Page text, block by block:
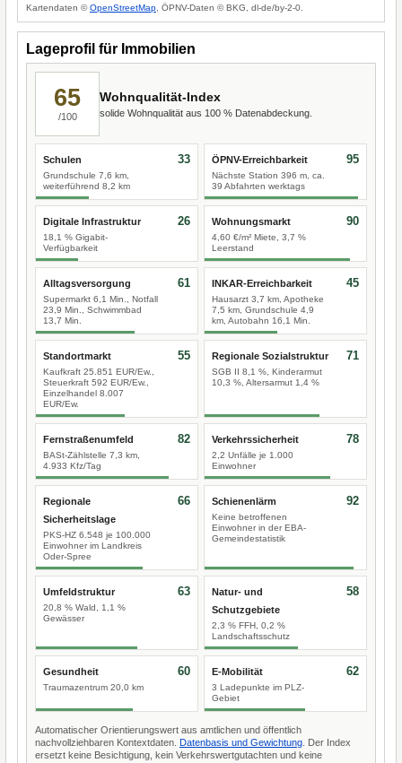
Kartendaten ©OpenStreetMap , ÖPNV-Daten © BKG, dl-de/by-2-0.
Lageprofil für Immobilien
65
/100
Wohnqualität-Index
solide Wohnqualität aus 100 % Datenabdeckung.
Schulen
Grundschule 7,6 km,
weiterführend 8,2 km
33 ÖPNV-Erreichbarkeit
Nächste Station 396 m, ca.
39 Abfahrten werktags
95
Digitale Infrastruktur
18,1 % Gigabit-
Verfügbarkeit
26 Wohnungsmarkt
4,60 €/m² Miete, 3,7 %
Leerstand
90
Alltagsversorgung
Supermarkt 6,1 Min., Notfall
23,9 Min., Schwimmbad
13,7 Min.
61 INKAR-Erreichbarkeit
Hausarzt 3,7 km, Apotheke
7,5 km, Grundschule 4,9
km, Autobahn 16,1 Min.
45
Standortmarkt
Kaufkraft 25.851 EUR/Ew.,
Steuerkraft 592 EUR/Ew.,
Einzelhandel 8.007
EUR/Ew.
55 Regionale Sozialstruktur
SGB II 8,1 %, Kinderarmut
10,3 %, Altersarmut 1,4 %
71
Fernstraßenumfeld
BASt-Zählstelle 7,3 km,
4.933 Kfz/Tag
82 Verkehrssicherheit
2,2 Unfälle je 1.000
Einwohner
78
Regionale
Sicherheitslage
PKS-HZ 6.548 je 100.000
Einwohner im Landkreis
Oder-Spree
66 Schienenlärm
Keine betroffenen
Einwohner in der EBA-
Gemeindestatistik
92
Umfeldstruktur
20,8 % Wald, 1,1 %
Gewässer
63
Natur- und
Schutzgebiete
2,3 % FFH, 0,2 %
Landschaftsschutz
58
Gesundheit
Traumazentrum 20,0 km
60 E-Mobilität
3 Ladepunkte im PLZ-
Gebiet
62
Automatischer Orientierungswert aus amtlichen und öffentlich
nachvollziehbaren Kontextdaten. Datenbasis und Gewichtung . Der Index
ersetzt keine Besichtigung, kein Verkehrswertgutachten und keine